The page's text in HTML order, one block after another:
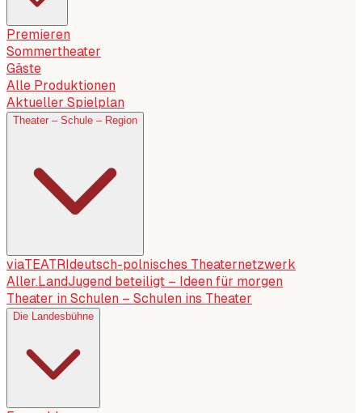
Premieren
Sommertheater
Gäste
Alle Produktionen
Aktueller Spielplan
Theater – Schule – Region
viaTEATRI deutsch-polnisches Theaternetzwerk
Aller.LandJugend beteiligt – Ideen für morgen
Theater in Schulen – Schulen ins Theater
Die Landesbühne